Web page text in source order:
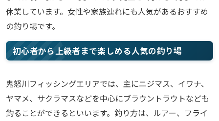
休業しています。女性や家族連れにも人気があるおすすめ
の釣り場です。
初心者から上級者まで楽しめる人気の釣り場
鬼怒川フィッシングエリアでは、主にニジマス、イワナ、
ヤマメ、サクラマスなどを中心にブラウントラウトなども
釣ることができるといいます。釣り方は、ルアー、フライ